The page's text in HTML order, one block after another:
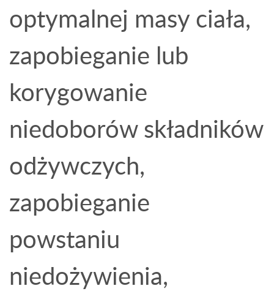
optymalnej masy ciała,
zapobieganie lub
korygowanie
niedoborów składników
odżywczych,
zapobieganie
powstaniu
niedożywienia,